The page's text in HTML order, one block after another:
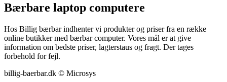
Bærbare laptop computere
Hos Billig bærbar indhenter vi produkter og priser fra en række
online butikker med bærbar computer. Vores mål er at give
information om bedste priser, lagterstaus og fragt. Der tages
forbehold for fejl.
billig-baerbar.dk © Microsys